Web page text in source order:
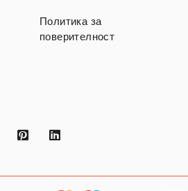
Политика за
поверителност